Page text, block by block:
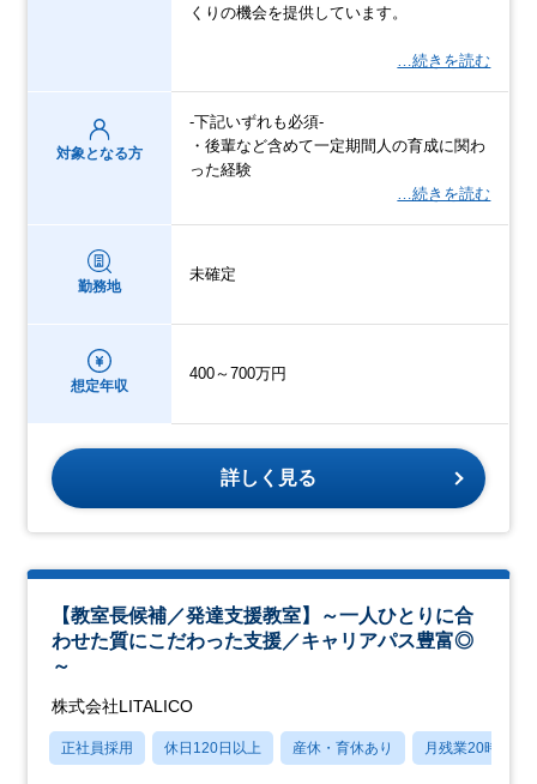
くりの機会を提供しています。
…続きを読む
対象となる方
‐下記いずれも必須‐
・後輩など含めて一定期間人の育成に関わ
った経験
…続きを読む
勤務地
未確定
想定年収
400～700万円
詳しく見る
【教室長候補／発達支援教室】～一人ひとりに合
わせた質にこだわった支援／キャリアパス豊富◎
～
株式会社LITALICO
正社員採用 休日120日以上 産休・育休あり 月残業20時間以